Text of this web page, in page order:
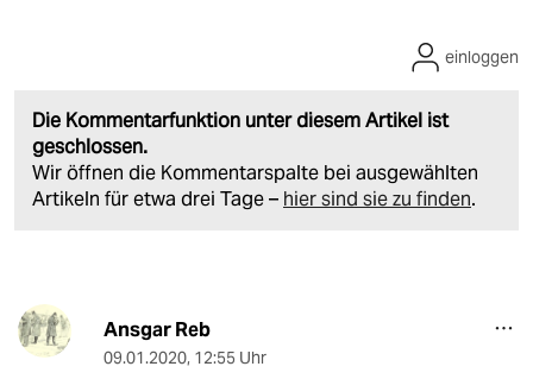
Die Kommentarfunktion unter diesem Artikel ist
geschlossen.
Wir öffnen die Kommentarspalte bei ausgewählten
Artikeln für etwa drei Tage – hier sind sie zu finden.
einloggen
Ansgar Reb
09.01.2020, 12:55 Uhr